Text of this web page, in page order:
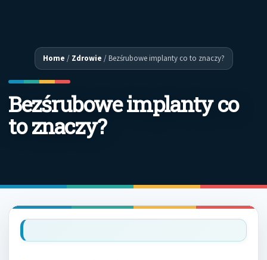
Home / Zdrowie /Bezśrubowe implanty co to znaczy?
Bezśrubowe implanty co
to znaczy?